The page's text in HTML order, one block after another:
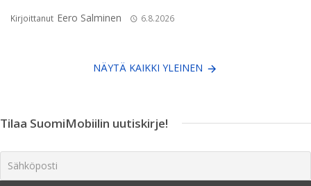
Kirjoittanut Eero Salminen 6.8.2026
NÄYTÄ KAIKKI YLEINEN
Tilaa SuomiMobiilin uutiskirje!